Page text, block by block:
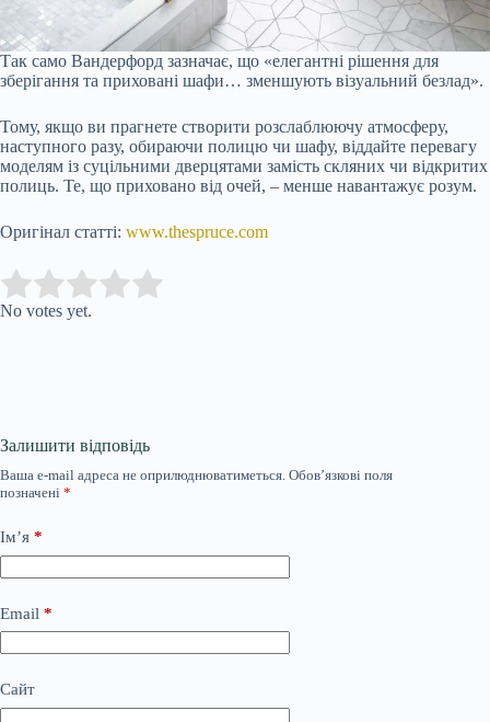
Так само Вандерфорд зазначає, що «елегантні рішення для
зберігання та приховані шафи… зменшують візуальний безлад».
Тому, якщо ви прагнете створити розслаблюючу атмосферу,
наступного разу, обираючи полицю чи шафу, віддайте перевагу
моделям із суцільними дверцятами замість скляних чи відкритих
полиць. Те, що приховано від очей, – менше навантажує розум.
Оригінал статті: www.thespruce.com
Rate this item:
No votes yet.
Залишити відповідь
Ваша e-mail адреса не оприлюднюватиметься. Обов’язкові поля
позначені *
Ім’я *
Email *
Сайт